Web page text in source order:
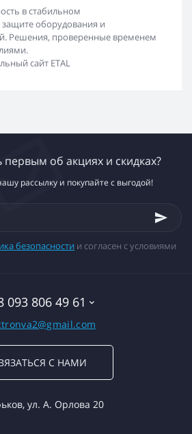
в стабильном
оборудования и
Решения, проверенные временем
сайт ETAL
первым об акциях и скидках?
рассылку и покупайте с выгодой!
безопасности и согласен с условиями
093 806 49 61
С НАМИ
ул. А. Орлова 20